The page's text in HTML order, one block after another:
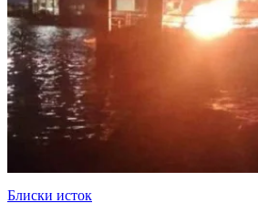
Блиски исток